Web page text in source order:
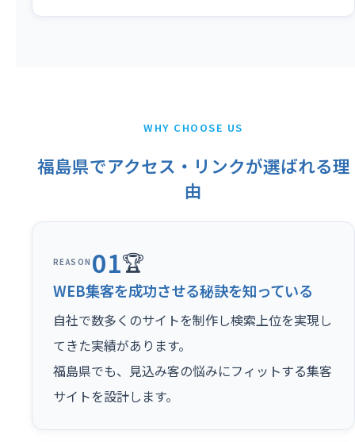
WHY CHOOSE US
福島県でアクセス・リンクが選ばれる理
由
REASON 01🏆
WEB集客を成功させる秘訣を知っている
自社で数多くのサイトを制作し検索上位を実現し
てきた実績があります。
福島県でも、見込み客の悩みにフィットする集客
サイトを設計します。